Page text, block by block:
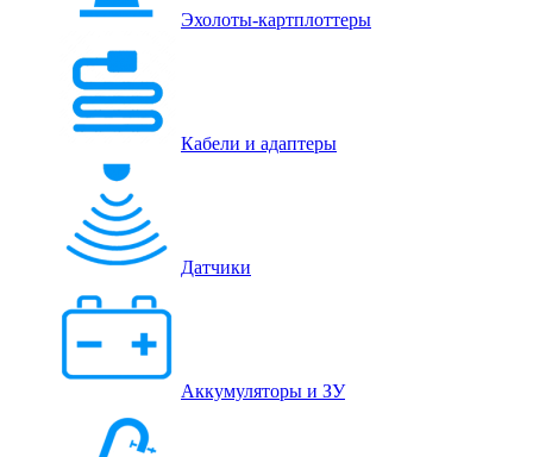
Эхолоты-картплоттеры
Кабели и адаптеры
Датчики
Аккумуляторы и ЗУ